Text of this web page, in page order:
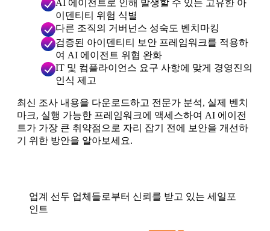
AI 에이전트로 인해 발생할 수 있는 고유한 아
이덴티티 위험 식별
다른 조직의 거버넌스 성숙도 벤치마킹
검증된 아이덴티티 보안 프레임워크를 적용하
여 AI 에이전트 위협 완화
IT 및 컴플라이언스 요구 사항에 맞게 경영진의
인식 제고
최신 조사 내용을 다운로드하고 전문가 분석, 실제 벤치
마크, 실행 가능한 프레임워크에 액세스하여 AI 에이전
트가 가장 큰 취약점으로 자리 잡기 전에 보안을 개선하
기 위한 방안을 알아보세요.
업계 선두 업체들로부터 신뢰를 받고 있는 세일포
인트